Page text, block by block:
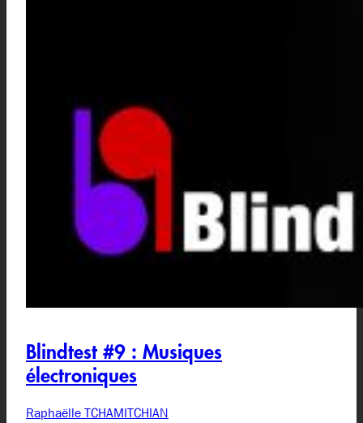
Blindtest #9 : Musiques
électroniques
Raphaëlle TCHAMITCHIAN